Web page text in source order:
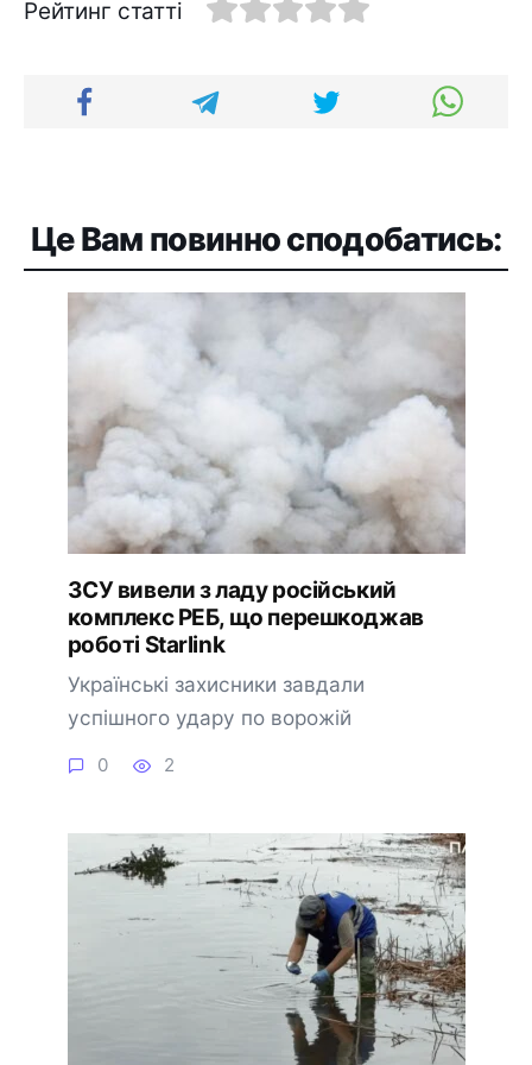
Рейтинг статті
Це Вам повинно сподобатись:
ЗСУ вивели з ладу російський
комплекс РЕБ, що перешкоджав
роботі Starlink
Українські захисники завдали
успішного удару по ворожій
0 2